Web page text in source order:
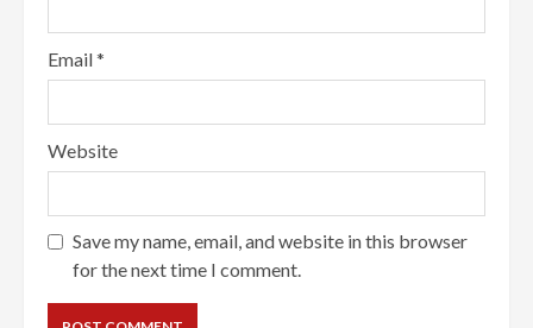
Email*
Website
Save my name, email, and website in this browser
for the next time I comment.